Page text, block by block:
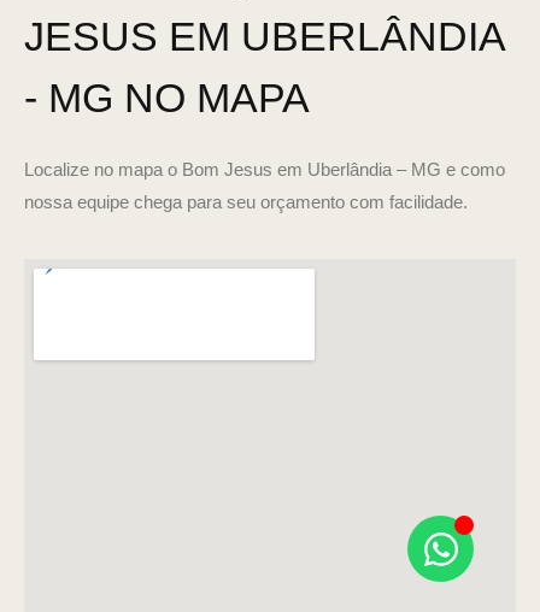
JESUS EM UBERLÂNDIA
- MG NO MAPA
Localize no mapa o Bom Jesus em Uberlândia – MG e como
nossa equipe chega para seu orçamento com facilidade.